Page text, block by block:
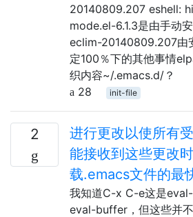
20140809.207 eshell:
mode.el-6.1.3是由手动
eclim-20140809.207由
定100％下的其他事情
织内容~/.emacs.d/？
28
init-file
2
进行更改以使所有
能接收到这些更改
载.emacs文件的最
我知道C-x C-e这是
eval-buffer，但这些并